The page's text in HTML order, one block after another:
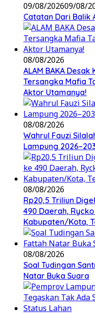
09/08/202609/08/
Catatan Dari Balik
08/08/2026
ALAM BAKA
Tersangka Mafia
Aktor Utamanya!
08/08/2026
Wahrul Fauzi
Lampung
08/08/2026
Rp20,5 Triliun
490 Daerah,
Kabupaten/Kota,
08/08/2026
Soal Tudingan
Natar Buka Suara